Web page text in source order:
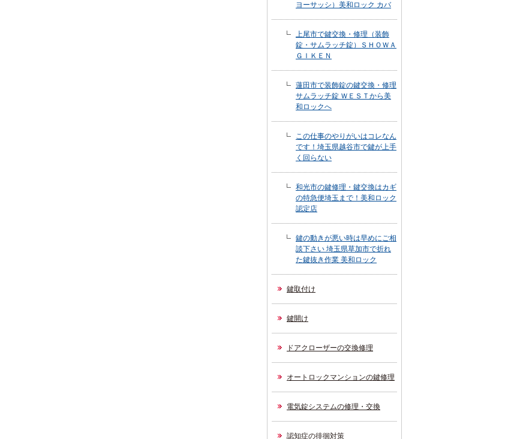
ヨーサッシ）美和ロック カバ
上尾市で鍵交換・修理（装飾
錠・サムラッチ錠）ＳＨＯＷＡ
ＧＩＫＥＮ
蓮田市で装飾錠の鍵交換・修理
サムラッチ錠 ＷＥＳＴから美
和ロックへ
この仕事のやりがいはコレなん
です！埼玉県越谷市で鍵が上手
く回らない
和光市の鍵修理・鍵交換はカギ
の特急便埼玉まで！美和ロック
認定店
鍵の動きが悪い時は早めにご相
談下さい 埼玉県草加市で折れ
た鍵抜き作業 美和ロック
鍵取付け
鍵開け
ドアクローザーの交換修理
オートロックマンションの鍵修理
電気錠システムの修理・交換
認知症の徘徊対策